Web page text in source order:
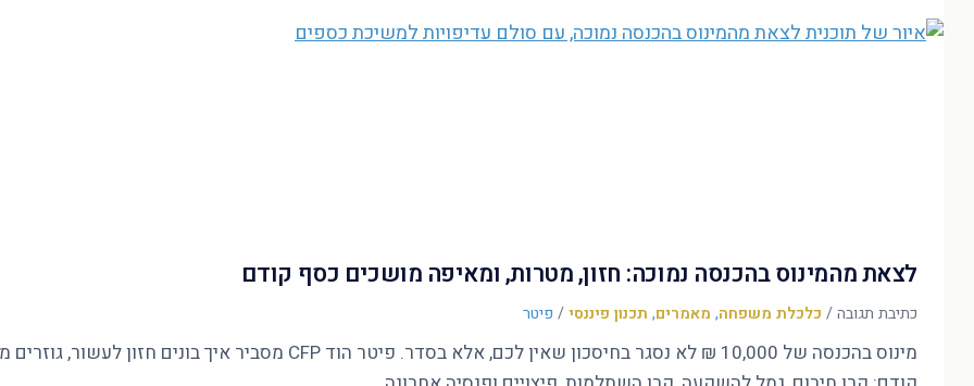
לצאת מהמינוס בהכנסה נמוכה: חזון, מטרות, ומאיפה מושכים כסף קודם
כתיבת תגובה/ כלכלת משפחה, מאמרים, תכנון פיננסי/ פיטר